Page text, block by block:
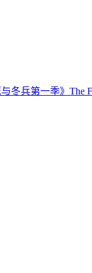
冬兵第一季》The